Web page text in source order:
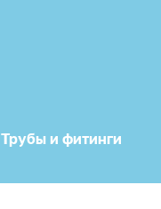
Трубы и фитинги